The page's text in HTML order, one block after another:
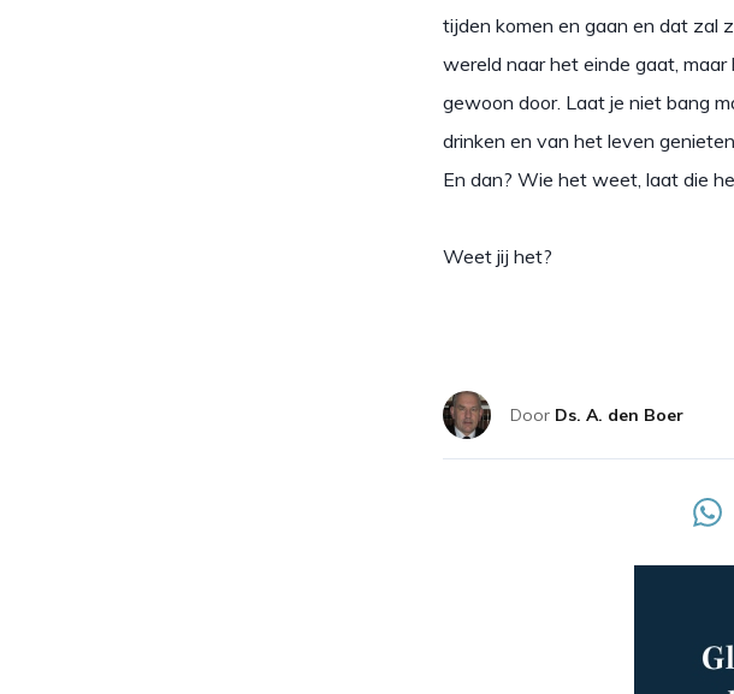
tijden komen en gaan en dat zal
wereld naar het einde gaat,
gewoon door. Laat je niet bang
drinken en van het leven
En dan? Wie het weet, laat die
Weet jij het?
Door Ds. A. den Boer